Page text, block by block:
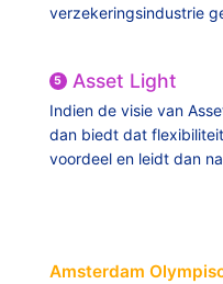
verzekeringsindustrie
5 Asset Light
Indien de visie van
dan biedt dat
voordeel en leidt dan
Amsterdam